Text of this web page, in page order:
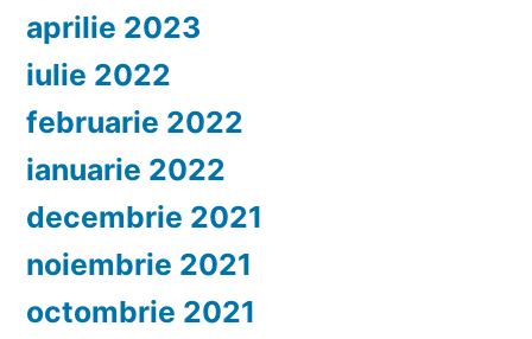
aprilie 2023
iulie 2022
februarie 2022
ianuarie 2022
decembrie 2021
noiembrie 2021
octombrie 2021